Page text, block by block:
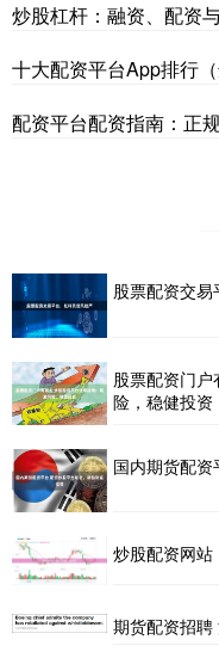
炒股杠杆：融资、配资
十大配资平台App排行（
配资平台配资指南：正
股票配资交
股票配资门
险，稳健投资
国内期货配
炒股配资网
期货配资招聘